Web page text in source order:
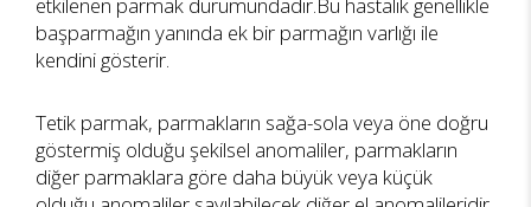
başparmağın yanında ek bir parmağın varlığı ile
kendini gösterir.
Tetik parmak, parmakların sağa-sola veya öne doğru
göstermiş olduğu şekilsel anomaliler, parmakların
diğer parmaklara göre daha büyük veya küçük